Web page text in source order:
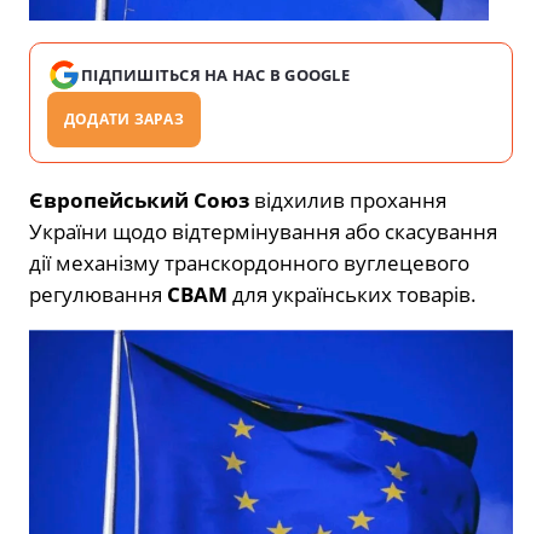
ПІДПИШІТЬСЯ НА НАС В GOOGLE
ДОДАТИ ЗАРАЗ
Європейський Союз відхилив прохання
України щодо відтермінування або скасування
дії механізму транскордонного вуглецевого
регулювання CBAM для українських товарів.